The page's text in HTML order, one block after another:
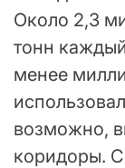
Около 2,3
тонн
менее
возможно,
коридоры.